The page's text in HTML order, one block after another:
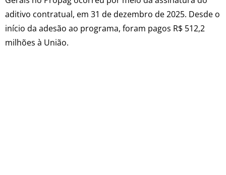
aditivo contratual, em 31 de dezembro de 2025. Desde o
início da adesão ao programa, foram pagos R$ 512,2
milhões à União.